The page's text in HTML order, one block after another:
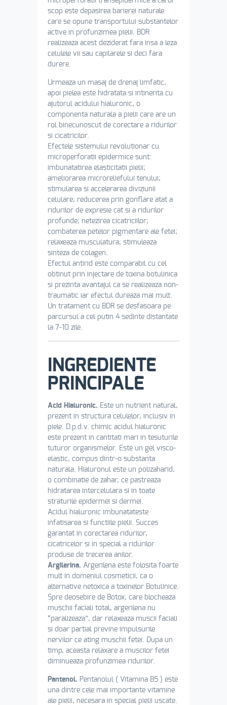
scop este depasirea barierei naturale
care se opune transportului substantelor
active in profunzimea pielii. BDR
realizeaza acest deziderat fara insa a leza
celulele vii sau capilarele si deci fara
durere.
Urmeaza un masaj de drenaj limfatic,
apoi pielea este hidratata si intinerita cu
ajutorul acidului hialuronic, o
componenta naturala a pielii care are un
rol binecunoscut de corectare a ridurilor
si cicatricilor.
Efectele sistemului revolutionar cu
microperforatii epidermice sunt:
imbunatatirea elasticitatii pielii;
ameliorarea microreliefului tenului;
stimularea si accelerarea diviziunii
celulare; reducerea prin gonflare atat a
ridurilor de expresie cat si a ridurilor
profunde; netezirea cicatriciilor;
combaterea petelor pigmentare ale fetei;
relaxeaza musculatura; stimuleaza
sinteza de colagen.
Efectul antirid este comparabil cu cel
obtinut prin injectare de toxina botulinica
si prezinta avantajul ca se realizeaza non-
traumatic iar efectul dureaza mai mult.
Un tratament cu BDR se desfasoara pe
parcursul a cel putin 4 sedinte distantate
la 7-10 zile.
INGREDIENTE
PRINCIPALE
Acid Hialuronic. Este un nutrient natural,
prezent in structura celulelor, inclusiv in
piele. D.p.d.v. chimic acidul hialuronic
este prezent in cantitati mari in tesuturile
tuturor organismelor. Este un gel visco-
elastic, compus dintr-o substanta
naturala. Hialuronul este un polizaharid,
o combinatie de zahar, ce pastreaza
hidratarea intercelulara si in toate
straturile epidermei si dermei.
Acidul hialuronic imbunatateste
infatisarea si functiile pielii. Succes
garantat in corectarea ridurilor,
cicatricelor si in special a ridurilor
produse de trecerea anilor.
Argilerina. Argerilena este folosita foarte
mult in domeniul cosmeticii, ca o
alternative netoxica a toxinelor Botulinice.
Spre deosebire de Botox, care blocheaza
muschii faciali total, argerilena nu
“paralizeaza”, dar relaxeaza muscii faciali
si doar partial previne impulsurile
nervilor ce ating muschii fetei. Dupa un
timp, aceasta relaxare a muscilor fetei
diminueaza profunzimea ridurilor.
Pantenol. Pentanolul ( Vitamina B5 ) este
una dintre cele mai importante vitamine
ale pielii, necesara in special pielii uscate.